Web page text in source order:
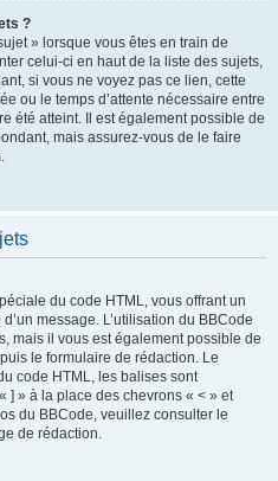
?
» lorsque vous êtes en train de
celui-ci en haut de la liste des sujets,
si vous ne voyez pas ce lien, cette
ou le temps d’attente nécessaire entre
été atteint. Il est également possible de
mais assurez-vous de le faire
du code HTML, vous offrant un
message. L’utilisation du BBCode
mais il vous est également possible de
le formulaire de rédaction. Le
code HTML, les balises sont
] » à la place des chevrons « < » et
du BBCode, veuillez consulter le
de rédaction.